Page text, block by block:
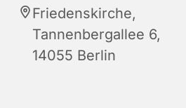
Friedenskirche,
Tannenbergallee 6,
14055 Berlin